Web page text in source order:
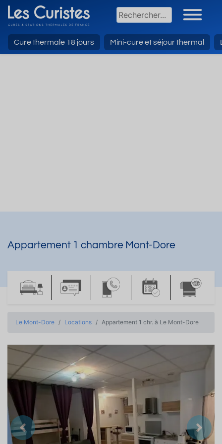
Cure thermale 18 jours Mini-cure et séjour thermal
Appartement 1 chambre Mont-Dore
Le Mont-Dore Locations Appartement 1 chr. à Le Mont-Dore
Précedent